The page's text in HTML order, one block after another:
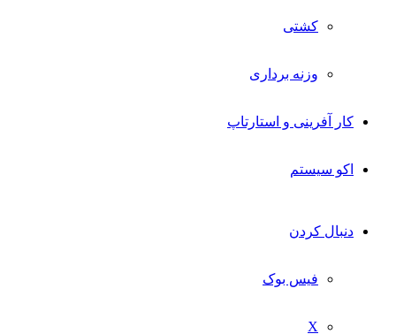
کشتی
وزنه برداری
کار آفرینی و استارتاپ
اکو سیستم
دنبال کردن
فیس بوک
X